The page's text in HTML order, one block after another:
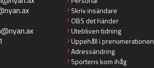
Skriv insändare
OBS det händer
Utebliven tidning
Uppehåll i prenumerationen
Adressändring
Sportens kom ihåg